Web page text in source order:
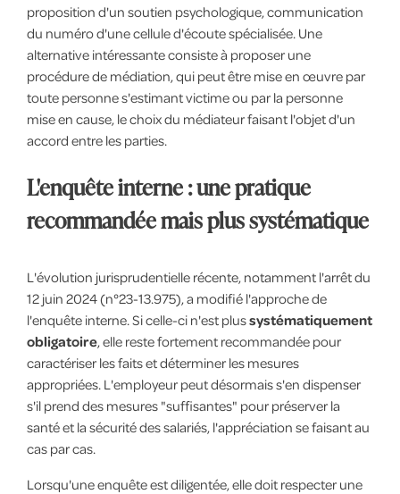
proposition d'un soutien psychologique, communication
du numéro d'une cellule d'écoute spécialisée. Une
alternative intéressante consiste à proposer une
procédure de médiation, qui peut être mise en œuvre par
toute personne s'estimant victime ou par la personne
mise en cause, le choix du médiateur faisant l'objet d'un
accord entre les parties.
L'enquête interne : une pratique
recommandée mais plus systématique
L'évolution jurisprudentielle récente, notamment l'arrêt du
12 juin 2024 (n°23-13.975), a modifié l'approche de
l'enquête interne. Si celle-ci n'est plussystématiquement
obligatoire, elle reste fortement recommandée pour
caractériser les faits et déterminer les mesures
appropriées. L'employeur peut désormais s'en dispenser
s'il prend des mesures "suffisantes" pour préserver la
santé et la sécurité des salariés, l'appréciation se faisant au
cas par cas.
Lorsqu'une enquête est diligentée, elle doit respecter une